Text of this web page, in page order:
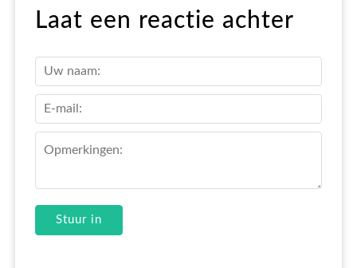
Laat een reactie achter
Stuur in